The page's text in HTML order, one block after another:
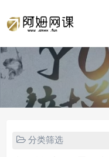
分类筛选